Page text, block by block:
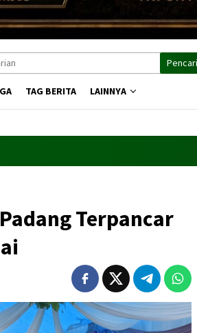
TAG BERITA LAINNYA
Terpancar